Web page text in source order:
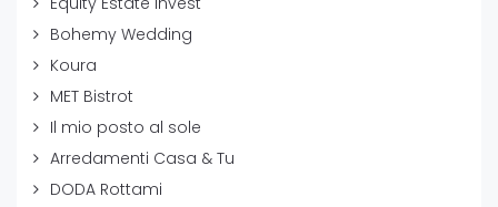
Bohemy Wedding
Koura
MET Bistrot
Il mio posto al sole
Arredamenti Casa & Tu
DODA Rottami